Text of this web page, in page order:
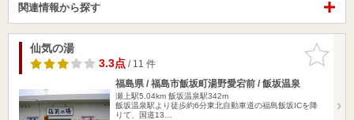
関連情報から探す
お気に入
りに追加
仙気の湯
3.3点/ 11 件
福島県 / 福島市飯坂町湯野愛宕前 / 飯坂温泉
瀬上駅5.04km 飯坂温泉駅342m
飯坂温泉駅より徒歩約6分東北自動車道の福島飯坂ICを降
りて、国道13…